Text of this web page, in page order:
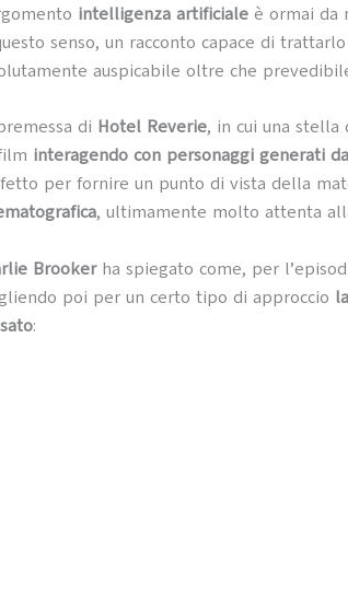
intelligenza artificiale è ormai da
senso, un racconto capace di
auspicabile oltre che
di Hotel Reverie, in cui una
interagendo con personaggi generati
per fornire un punto di vista della
, ultimamente molto attenta
Brookerha spiegato come, per
poi per un certo tipo di approccio
: